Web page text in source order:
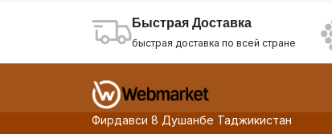
Быстрая Доставка
быстрая доставка по всей стране
Фирдавси 8 Душанбе Таджикистан